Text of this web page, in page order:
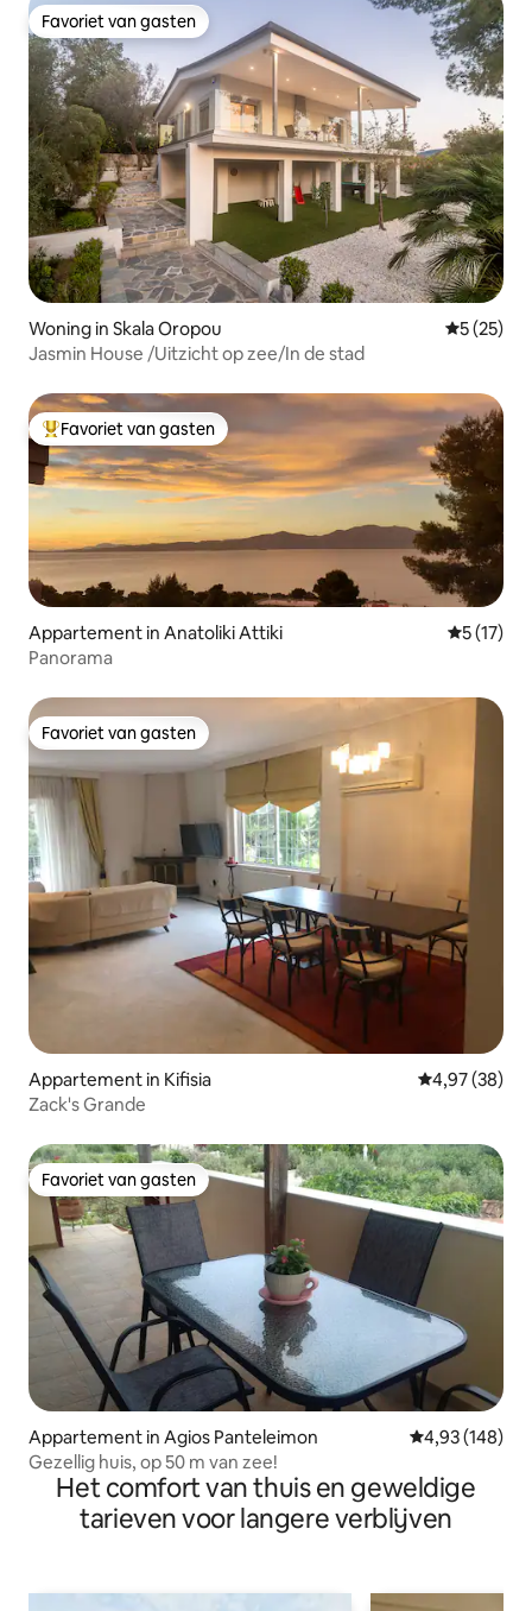
Favoriet van gasten
Favoriet van gasten
Woning in Skala Oropou
5 (25)
Jasmin House /Uitzicht op zee/In de stad
Topfavoriet van gasten
Favoriet van gasten
Appartement in Anatoliki Attiki
5 (17)
Panorama
Favoriet van gasten
Favoriet van gasten
Appartement in Kifisia Gemiddelde
4,97 (38)
Zack's Grande
Favoriet van gasten
Favoriet van gasten
Appartement in Agios Panteleimon Gemiddelde
4,93 (148)
Gezellig huis, op 50 m van zee!
Het comfort van thuis en geweldige
tarieven voor langere verblijven